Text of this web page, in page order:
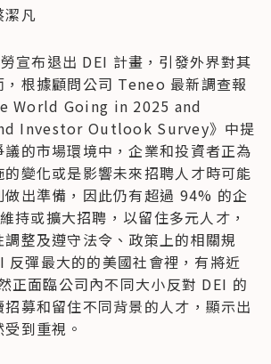
潔凡
宣布退出 DEI 計畫，引發外界對其
根據顧問公司 Teneo 最新調查報
World Going in 2025 and
Investor Outlook Survey》中提
的市場環境中，企業和投資者正為
變化或是影響未來招聘人才時可能
做出準備，因此仍有超過 94% 的企
持或擴大招聘，以留住多元人才，
整及遵守法令、政策上的相關規
反彈最大的的美國社會裡，有將近
正面臨公司內不同大小反對 DEI 的
募和留住不同背景的人才，顯示出
到重視。